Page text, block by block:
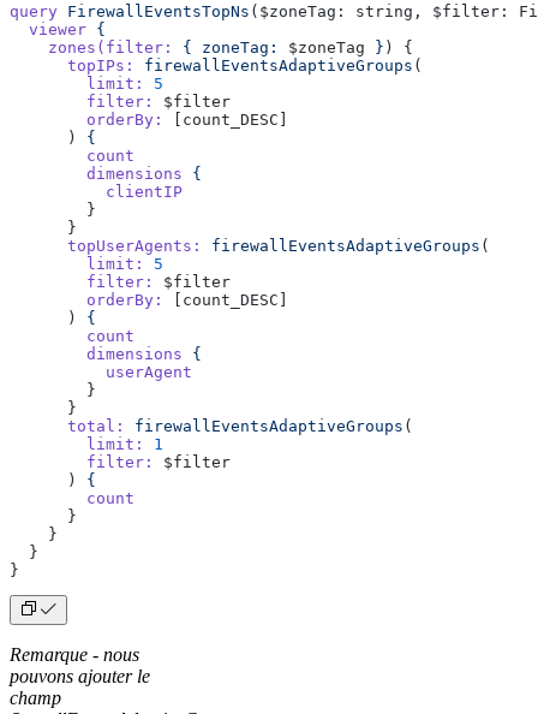
query FirewallEventsTopNs ($zoneTag: string, $filter:
  viewer
{
    zones(filter:
{ zoneTag: $zoneTag } ) {
      topIPs:
firewallEventsAdaptiveGroups (
        limit:
5
        filter:
$filter
        orderBy:
[count_DESC]
      )
{
        count
        dimensions
{
          clientIP
        }
      }
      topUserAgents:
firewallEventsAdaptiveGroups (
        limit:
5
        filter:
$filter
        orderBy:
[count_DESC]
      )
{
        count
        dimensions
{
          userAgent
        }
      }
      total:
firewallEventsAdaptiveGroups (
        limit:
1
        filter:
$filter
      )
{
        count
      }
    }
  }
}
Remarque - nous
pouvons ajouter le
champ